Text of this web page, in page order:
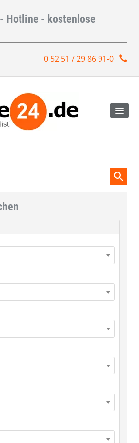
- Hotline - kostenlose
0 52 51 / 29 86 91-0